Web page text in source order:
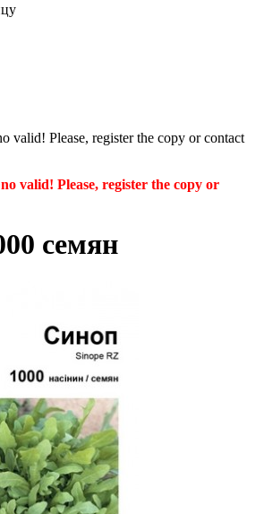
valid! Please, register the copy or contact
valid! Please, register the copy or
семян